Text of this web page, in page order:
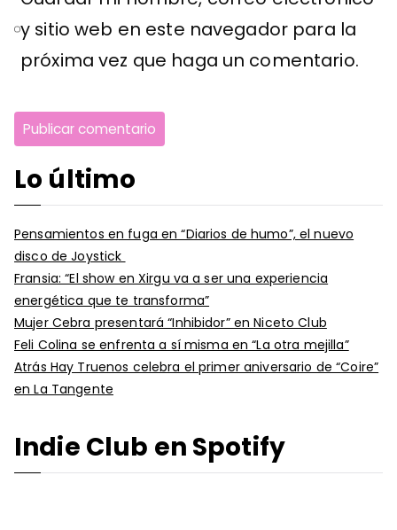
y sitio web en este navegador para la
próxima vez que haga un comentario.
Lo último
Pensamientos en fuga en “Diarios de humo”, el nuevo
disco de Joystick
Fransia: “El show en Xirgu va a ser una experiencia
energética que te transforma”
Mujer Cebra presentará “Inhibidor” en Niceto Club
Feli Colina se enfrenta a sí misma en “La otra mejilla”
Atrás Hay Truenos celebra el primer aniversario de “Coire”
en La Tangente
Indie Club en Spotify